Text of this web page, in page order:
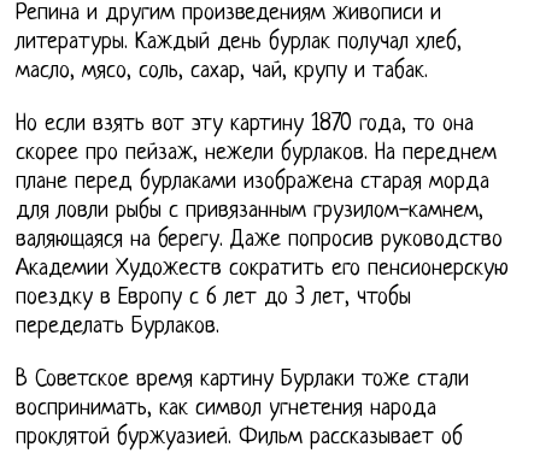
Репина и другим произведениям живописи и
литературы. Каждый день бурлак получал хлеб,
масло, мясо, соль, сахар, чай, крупу и табак.
Но если взять вот эту картину 1870 года, то она
скорее про пейзаж, нежели бурлаков. На переднем
плане перед бурлаками изображена старая морда
для ловли рыбы с привязанным грузилом-камнем,
валяющаяся на берегу. Даже попросив руководство
Академии Художеств сократить его пенсионерскую
поездку в Европу с 6 лет до 3 лет, чтобы
переделать Бурлаков.
В Советское время картину Бурлаки тоже стали
воспринимать, как символ угнетения народа
проклятой буржуазией. Фильм рассказывает об